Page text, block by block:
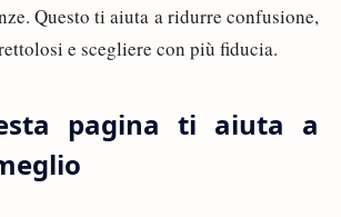
Questo ti aiuta a ridurre confusione,
e scegliere con più fiducia.
pagina ti aiuta a